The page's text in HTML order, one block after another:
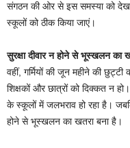
संगठन की ओर से इस समस्या को
स्कूलों को ठीक किया जाएं।
सुरक्षा दीवार न होने से भूस्खलन का
वहीं, गर्मियों की जून महीने की
शिक्षकों और छात्रों को दिक्कत न
के स्कूलों में जलभराव हो रहा है।
होने से भूस्खलन का खतरा बना है।